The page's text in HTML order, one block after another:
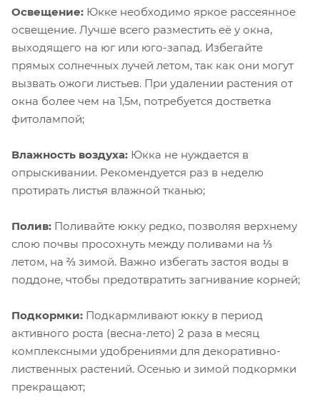
Освещение: Юкке необходимо яркое рассеянное
освещение. Лучше всего разместить её у окна,
выходящего на юг или юго-запад. Избегайте
прямых солнечных лучей летом, так как они могут
вызвать ожоги листьев. При удалении растения от
окна более чем на 1,5м, потребуется достветка
фитолампой;
Влажность воздуха: Юкка не нуждается в
опрыскивании. Рекомендуется раз в неделю
протирать листья влажной тканью;
Полив: Поливайте юкку редко, позволяя верхнему
слою почвы просохнуть между поливами на ⅓
летом, на ⅔ зимой. Важно избегать застоя воды в
поддоне, чтобы предотвратить загнивание корней;
Подкормки: Подкармливают юкку в период
активного роста (весна-лето) 2 раза в месяц
комплексными удобрениями для декоративно-
лиственных растений. Осенью и зимой подкормки
прекращают;